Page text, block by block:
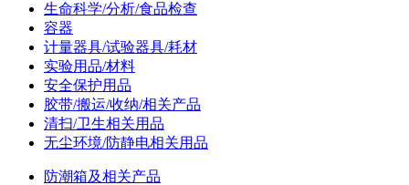
生命科学/分析/食品检查
容器
计量器具/试验器具/耗材
实验用品/材料
安全保护用品
胶带/搬运/收纳/相关产品
清扫/卫生相关用品
无尘环境/防静电相关用品
防潮箱及相关产品